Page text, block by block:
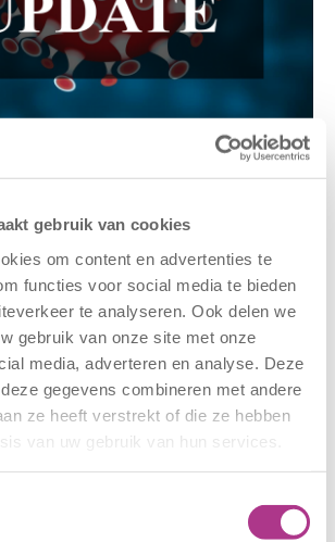
gebruik van cookies
om content en advertenties te
functies voor social media te bieden
te analyseren. Ook delen we
gebruik van onze site met onze
media, adverteren en analyse. Deze
gegevens combineren met andere
ze heeft verstrekt of die ze hebben
van uw gebruik van hun services.
berichten
Sluiting
CODE ROOD